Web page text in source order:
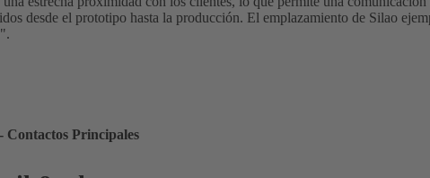
desde el prototipo hasta la producción. El emplazamiento de Silao
Principales